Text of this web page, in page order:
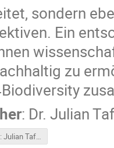
sondern
Ein
zu
: Dr. Julian
Vortrag: Julian Taffner, FEdA